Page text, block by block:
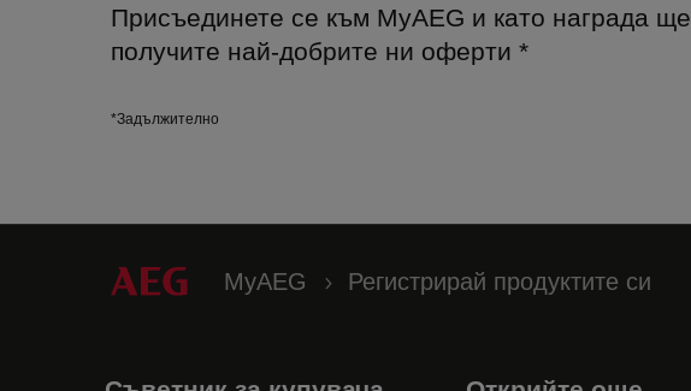
Присъединете се към MyAEG и като награда ще
получите най-добрите ни оферти *
*Задължително
MyAEG Регистрирай продуктите си